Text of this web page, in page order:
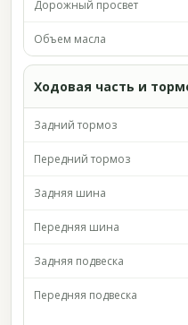
Дорожный просвет
Объем масла
Ходовая часть и
Задний тормоз
Передний тормоз
Задняя шина
Передняя шина
Задняя подвеска
Передняя подвеска